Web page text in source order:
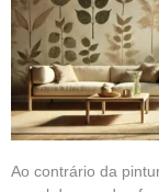
Ao contrário da